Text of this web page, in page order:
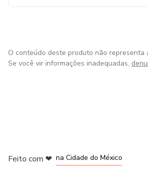
O conteúdo deste produto não representa
Se você vir informações inadequadas,
Feito com ❤ na Cidade do México